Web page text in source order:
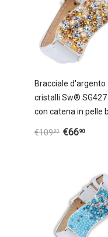
Bracciale d'argento
cristalli Sw®
con catena in pelle
€10990 €6690